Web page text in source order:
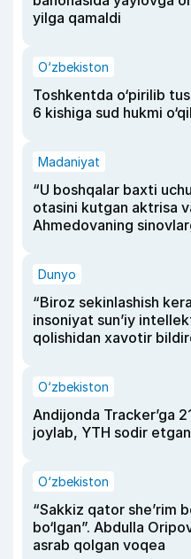
yilga qamaldi
O‘zbekiston
Toshkentda o‘pirilib
6 kishiga sud hukmi
Madaniyat
“U boshqalar baxti
otasini kutgan aktrisa
Ahmedovaning
Dunyo
“Biroz sekinlashish
insoniyat sun’iy
qolishidan xavotir
O‘zbekiston
Andijonda Tracker’ga
joylab, YTH sodir
O‘zbekiston
“Sakkiz qator she’rim
bo‘lgan”. Abdulla
asrab qolgan voqea